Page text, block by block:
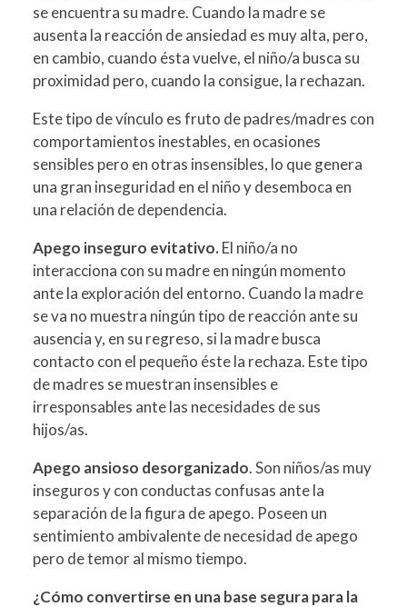
se encuentra su madre. Cuando la madre se
ausenta la reacción de ansiedad es muy alta, pero,
en cambio, cuando ésta vuelve, el niño/a busca su
proximidad pero, cuando la consigue, la rechazan.
Este tipo de vínculo es fruto de padres/madres con
comportamientos inestables, en ocasiones
sensibles pero en otras insensibles, lo que genera
una gran inseguridad en el niño y desemboca en
una relación de dependencia.
Apego inseguro evitativo.El niño/a no
interacciona con su madre en ningún momento
ante la exploración del entorno. Cuando la madre
se va no muestra ningún tipo de reacción ante su
ausencia y, en su regreso, si la madre busca
contacto con el pequeño éste la rechaza. Este tipo
de madres se muestran insensibles e
irresponsables ante las necesidades de sus
hijos/as.
Apego ansioso desorganizado. Son niños/as muy
inseguros y con conductas confusas ante la
separación de la figura de apego. Poseen un
sentimiento ambivalente de necesidad de apego
pero de temor al mismo tiempo.
¿Cómo convertirse en una base segura para la